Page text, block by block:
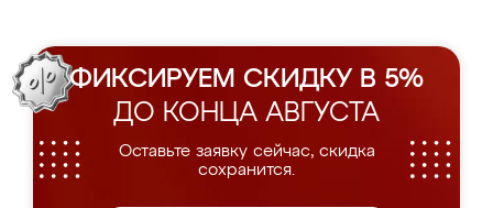
ФИКСИРУЕМ СКИДКУ В 5%
ДО КОНЦА АВГУСТА
Оставьте заявку сейчас, скидка
сохранится.